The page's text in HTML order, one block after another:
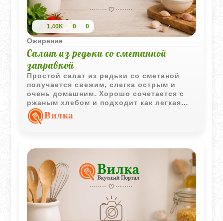
1,40K 0 0
Ожирение
Салат из редьки со сметанной
заправкой
Простой салат из редьки со сметаной
получается свежим, слегка острым и
очень домашним. Хорошо сочетается с
ржаным хлебом и подходит как легкая
закуска к горячим блюдам.
Вилка